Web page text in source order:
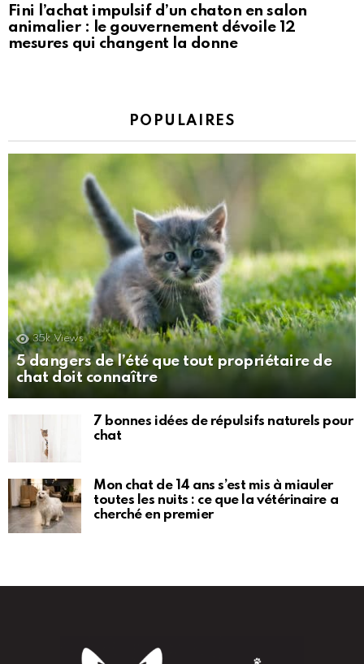
Fini l’achat impulsif d’un chaton en salon
animalier : le gouvernement dévoile 12
mesures qui changent la donne
POPULAIRES
35k Views
5 dangers de l’été que tout propriétaire de
chat doit connaître
7 bonnes idées de répulsifs naturels pour
chat
Mon chat de 14 ans s’est mis à miauler
toutes les nuits : ce que la vétérinaire a
cherché en premier